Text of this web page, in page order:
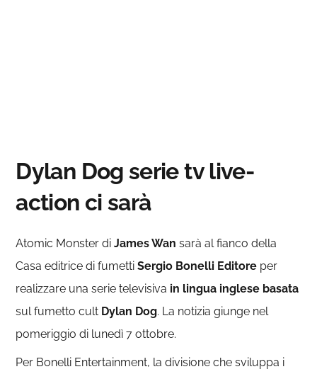
Dylan Dog serie tv live-
action ci sarà
Atomic Monster diJames Wan sarà al fianco della
Casa editrice di fumettiSergio Bonelli Editore per
realizzare una serie televisiva in lingua inglese basata
sul fumetto cult Dylan Dog. La notizia giunge nel
pomeriggio di lunedì 7 ottobre.
Per Bonelli Entertainment, la divisione che sviluppa i